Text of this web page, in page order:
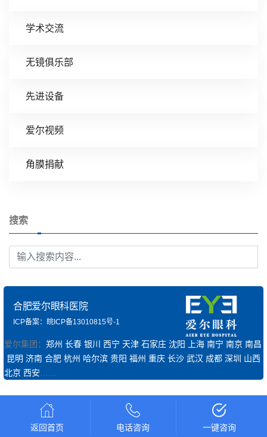
学术交流
无镜俱乐部
先进设备
爱尔视频
角膜捐献
搜索
合肥爱尔眼科医院
ICP备案：皖ICP备13010815号-1
爱尔集团： 郑州 长春 银川 西宁 天津 石家庄 沈阳 上海 南宁 南京 南昌
昆明 济南 合肥 杭州 哈尔滨 贵阳 福州 重庆 长沙 武汉 成都 深圳 山西
北京 西安
返回首页 电话咨询 一键咨询